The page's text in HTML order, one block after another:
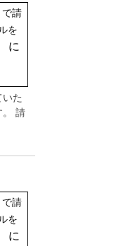
で請
を
に
た
。 請
で請
を
に